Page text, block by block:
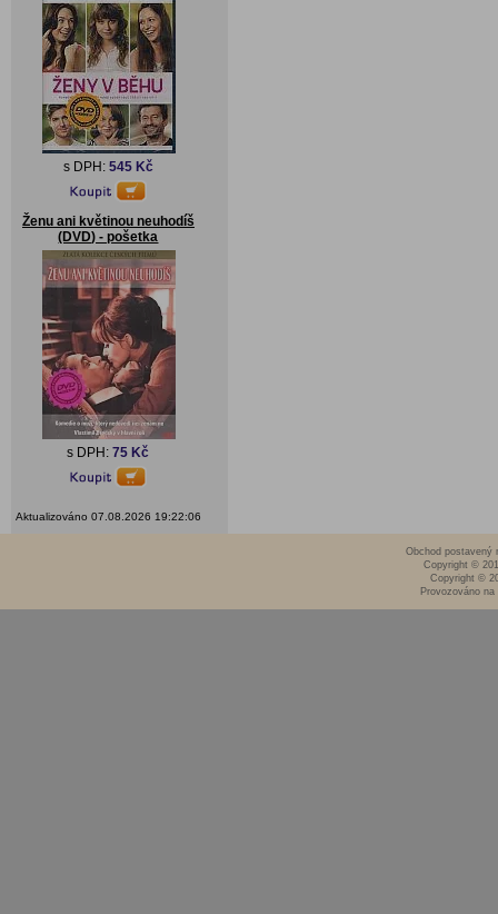
s DPH: 545 Kč
Ženu ani květinou neuhodíš
(DVD) - pošetka
s DPH:75 Kč
Aktualizováno 07.08.2026 19:22:06
Obchod postavený
Copyright ©
Copyright ©
Provozováno